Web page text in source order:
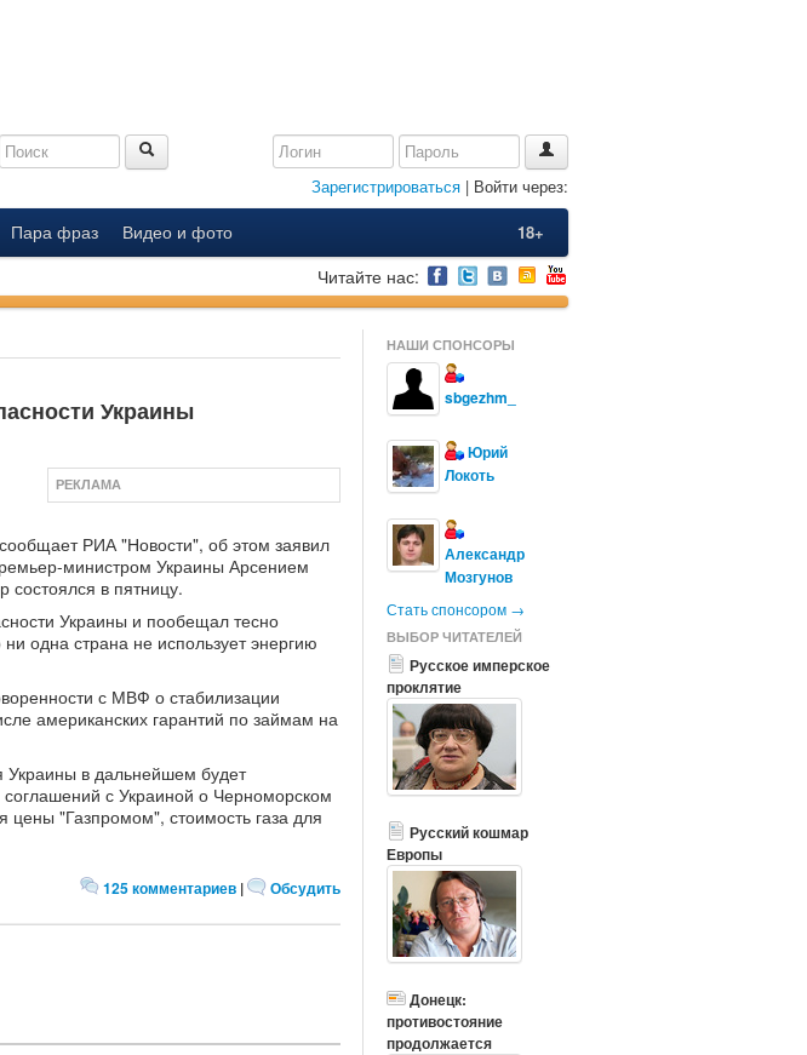
Зарегистрироваться | Войти через:
18+
Пара фраз
Видео и фото
Читайте нас:
Украины
РЕКЛАМА
РИА "Новости", об этом заявил
министром Украины Арсением
в пятницу.
Украины и пообещал тесно
одна страна не использует энергию
с МВФ о стабилизации
американских гарантий по займам на
Украины в дальнейшем будет
с Украиной о Черноморском
"Газпромом", стоимость газа для
125 комментариев | Обсудить
НАШИ СПОНСОРЫ
sbgezhm_
Юрий
Локоть
Александр
Мозгунов
Стать спонсором →
ВЫБОР ЧИТАТЕЛЕЙ
Русское имперское
проклятие
Русский кошмар
Европы
Донецк:
противостояние
продолжается